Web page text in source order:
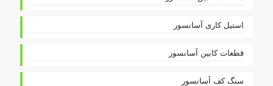
استیل کاری آسانسور
قطعات کابین آسانسور
سنگ کف آسانسور